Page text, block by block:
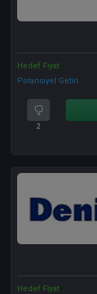
Hedef Fiyat
Potansiyel Getiri
2
Hedef Fiyat